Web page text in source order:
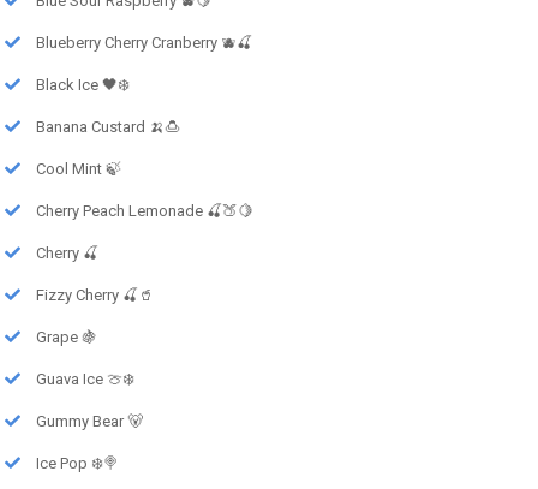
Blueberry Cherry Cranberry 🫐🍒
Black Ice 🖤❄️
Banana Custard 🍌🍮
Cool Mint 🍃
Cherry Peach Lemonade 🍒🍑🍋
Cherry 🍒
Fizzy Cherry 🍒🥤
Grape 🍇
Guava Ice 🍈❄️
Gummy Bear 🐻
Ice Pop ❄️🍭